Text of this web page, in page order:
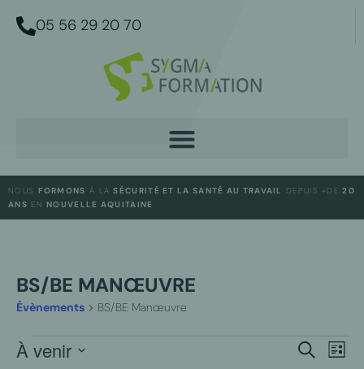
05 56 29 20 70
NOUS FORMONS À LASÉCURITÉ ET LA SANTÉ AU TRAVAIL DEPUIS +DE20
ANS ENNOUVELLE AQUITAINE
BS/BE MANŒUVRE
Évènements BS/BE Manœuvre
Recherche
DE
Liste
À venir